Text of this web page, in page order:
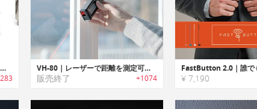
REFYNE - P1｜フラッシュライト付きモジュール式チタンペン「リファインピーワン」 VH-80｜レーザーで距離を測定可能なスマートメジャー「VH-80」
販売終了 +1074 ¥ 7,190